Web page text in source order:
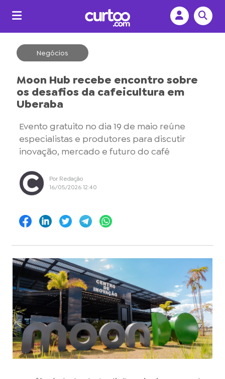
Negócios
Moon Hub recebe encontro sobre
os desafios da cafeicultura em
Uberaba
Evento gratuito no dia 19 de maio reúne
especialistas e produtores para discutir
inovação, mercado e futuro do café
Por Redação
16/05/2026 12:40